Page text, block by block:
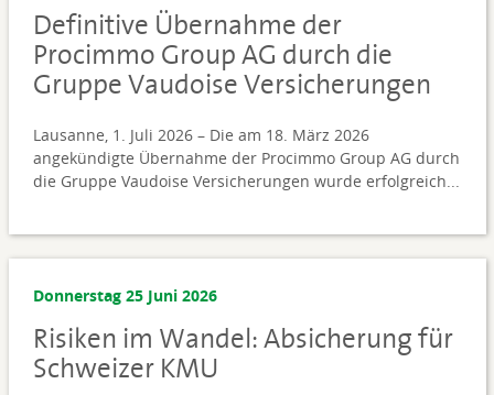
Definitive Übernahme der
Procimmo Group AG durch die
Gruppe Vaudoise Versicherungen
Lausanne, 1. Juli 2026 – Die am 18. März 2026
angekündigte Übernahme der Procimmo Group AG durch
die Gruppe Vaudoise Versicherungen wurde erfolgreich...
Donnerstag 25 Juni 2026
Risiken im Wandel: Absicherung für
Schweizer KMU